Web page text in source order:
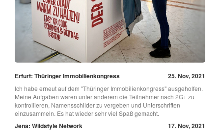
Erfurt: Thüringer Immobilienkongress 25. Nov, 2021
Ich habe erneut auf dem "Thüringer Immobilienkongress" ausgeholfen.
Meine Aufgaben waren unter anderem die Teilnehmer nach 2G+ zu
kontrollieren, Namensschilder zu vergeben und Unterschriften
einzusammeln. Es hat wieder sehr viel Spaß gemacht.
Jena: Wildstyle Network 17. Nov, 2021